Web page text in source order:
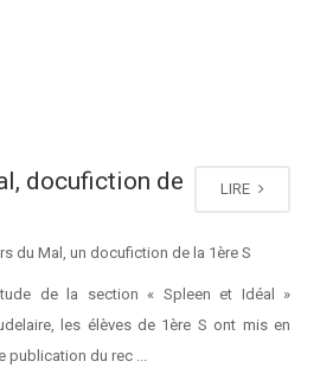
LIRE
docufiction de
du Mal, un docufiction de la 1ère S
de la section « Spleen et Idéal »
les élèves de 1ère S ont mis en
publication du rec ...